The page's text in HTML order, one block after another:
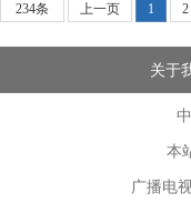
234条 上一页 1 2
关于
本
广播电